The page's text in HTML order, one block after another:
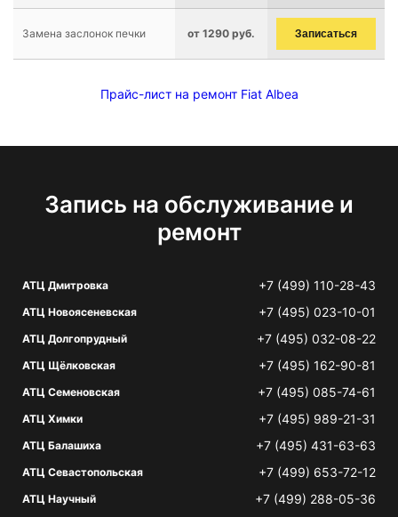
Замена заслонок печки от 1290 руб. Записаться
Прайс-лист на ремонт Fiat Albea
Запись на обслуживание и
ремонт
АТЦ Дмитровка +7 (499) 110-28-43
АТЦ Новоясеневская +7 (495) 023-10-01
АТЦ Долгопрудный +7 (495) 032-08-22
АТЦ Щёлковская +7 (495) 162-90-81
АТЦ Семеновская +7 (495) 085-74-61
АТЦ Химки +7 (495) 989-21-31
АТЦ Балашиха +7 (495) 431-63-63
АТЦ Севастопольская +7 (499) 653-72-12
АТЦ Научный +7 (499) 288-05-36